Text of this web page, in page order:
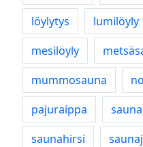
löylytys
lumilöyly
mesilöyly
mummosauna
pajuraippa
saunahirsi